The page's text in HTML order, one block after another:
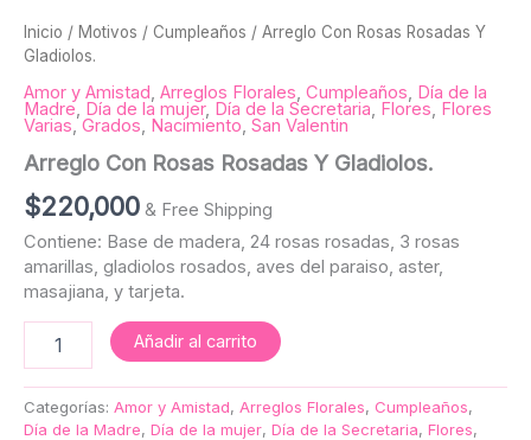
Inicio / Motivos / Cumpleaños / Arreglo Con Rosas Rosadas Y
Gladiolos.
Amor y Amistad, Arreglos Florales, Cumpleaños, Día de la
Madre, Día de la mujer, Día de la Secretaria, Flores, Flores
Varias,Grados, Nacimiento, San Valentin
Arreglo Con Rosas Rosadas Y Gladiolos.
$220,000 & Free Shipping
Contiene: Base de madera, 24 rosas rosadas, 3 rosas
amarillas, gladiolos rosados, aves del paraiso, aster,
masajiana, y tarjeta.
Añadir al carrito
Categorías: Amor y Amistad, Arreglos Florales, Cumpleaños,
Día de la Madre, Día de la mujer, Día de la Secretaria, Flores,